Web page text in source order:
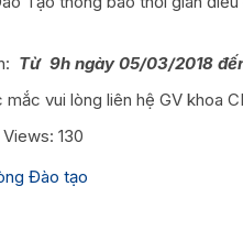
Từ 9h ngày 05/03/2018
mắc vui lòng liên hệ GV khoa
130
Đào tạo